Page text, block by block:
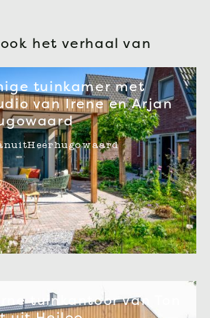
het verhaal van
tuinkamer met
van Irene en Arjan
uitHeerhugowaard
tuinkantoor van Ton